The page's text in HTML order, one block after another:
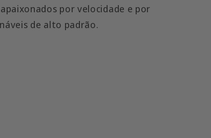
por velocidade e por
de alto padrão.